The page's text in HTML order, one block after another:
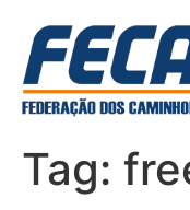
Tag: